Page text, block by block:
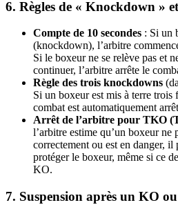
6. Règles de « Knockdown »
Compte de 10 secondes : Si un
(knockdown), l’arbitre
Si le boxeur ne se relève pas et
continuer, l’arbitre arrête le
Règle des trois knockdowns
Si un boxeur est mis à terre trois
combat est automatiquement
Arrêt de l’arbitre pour TKO
l’arbitre estime qu’un boxeur ne
correctement ou est en danger,
protéger le boxeur, même si ce
KO.
7. Suspension après un KO